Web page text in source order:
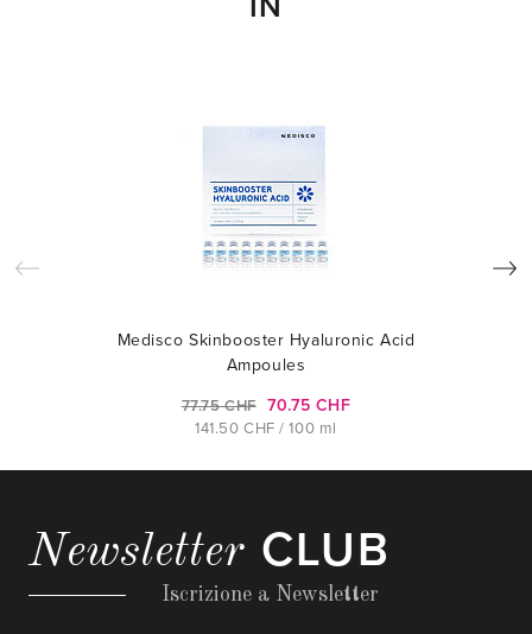
Medisco Skinbooster Hyaluronic Acid
Ampoules
77.75 CHF 70.75 CHF
141.50 CHF / 100 ml
Newsletter CLUB
Iscrizione a Newsletter